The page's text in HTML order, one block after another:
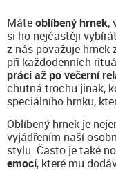
Máteoblíbený hrnek,
si ho nejčastěji
z nás považuje hrnek
při každodenních
práci až po večerní
chutná trochu jinak,
speciálního hrnku,
Oblíbený hrnek je
vyjádřením naší
stylu. Často je také
emocí, které mu